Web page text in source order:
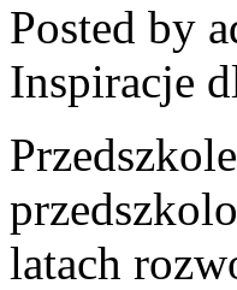
Posted by
Inspiracje
latach